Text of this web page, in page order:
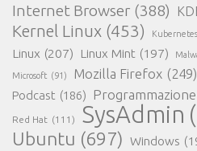
Internet Browser (388)
Kernel Linux (453) Kubernetes
Linux (207) Linux Mint (197)
Microsoft (91) Mozilla Firefox (249)
Podcast (186) Programmazione
Red Hat (111) SysAdmin
Ubuntu (697) Windows